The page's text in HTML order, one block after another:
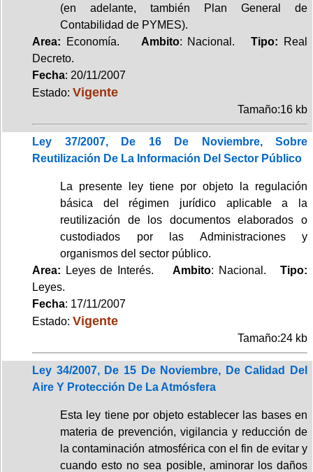
(en adelante, también Plan General de
Contabilidad de PYMES).
Area: Economía. Ambito: Nacional.Tipo:
Real
Decreto.
Fecha: 20/11/2007
Estado: Vigente
Tamaño:16 kb
Ley 37/2007, De 16 De Noviembre, Sobre
Reutilización De La Información Del Sector Público
La presente ley tiene por objeto la regulación
básica del régimen jurídico aplicable a la
reutilización de los documentos elaborados o
custodiados por las Administraciones y
organismos del sector público.
Area: Leyes de Interés.Ambito: Nacional.Tipo:
Leyes.
Fecha: 17/11/2007
Estado: Vigente
Tamaño:24 kb
Ley 34/2007, De 15 De Noviembre, De Calidad Del
Aire Y Protección De La Atmósfera
Esta ley tiene por objeto establecer las bases en
materia de prevención, vigilancia y reducción de
la contaminación atmosférica con el fin de evitar y
cuando esto no sea posible, aminorar los daños